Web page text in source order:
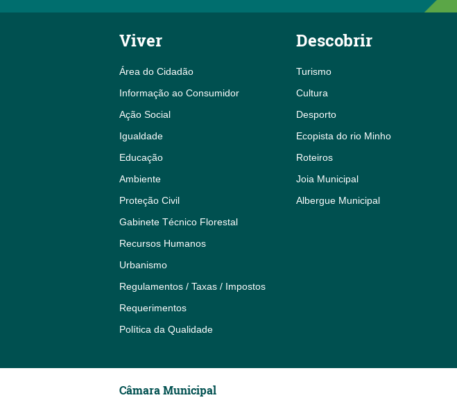
Viver
Área do Cidadão
Informação ao Consumidor
Ação Social
Igualdade
Educação
Ambiente
Proteção Civil
Gabinete Técnico Florestal
Recursos Humanos
Urbanismo
Regulamentos / Taxas / Impostos
Requerimentos
Política da Qualidade
Descobrir
Turismo
Cultura
Desporto
Ecopista do rio Minho
Roteiros
Joia Municipal
Albergue Municipal
Câmara Municipal